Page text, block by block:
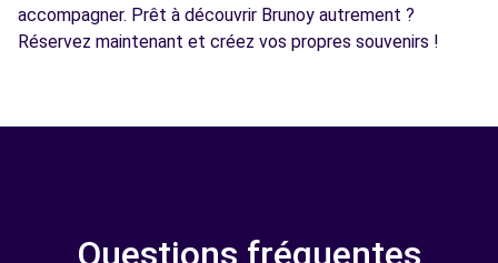
accompagner. Prêt à découvrir Brunoy autrement ?
Réservez maintenant et créez vos propres souvenirs !
Questions fréquentes